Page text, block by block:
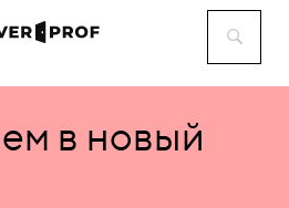
в новый